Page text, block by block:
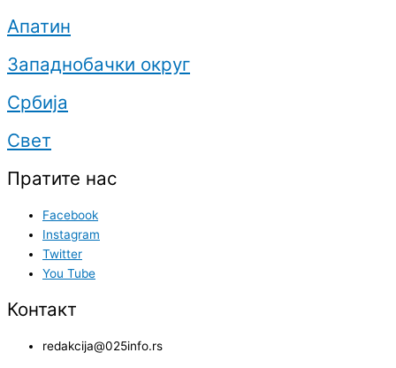
Апатин
Западнобачки округ
Србија
Свет
Пратите нас
Facebook
Instagram
Twitter
You Tube
Контакт
redakcija@025info.rs